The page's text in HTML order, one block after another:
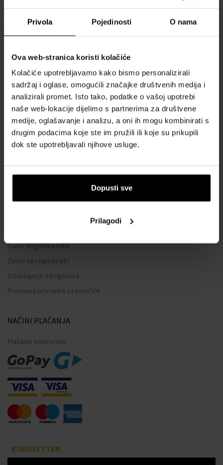
Privola Pojedinosti O nama
Ova web-stranica koristi kolačiće
Kolačiće upotrebljavamo kako bismo personalizirali
sadržaj i oglase, omogućili značajke društvenih medija i
analizirali promet. Isto tako, podatke o vašoj upotrebi
naše web-lokacije dijelimo s partnerima za društvene
medije, oglašavanje i analizu, a oni ih mogu kombinirati s
drugim podacima koje ste im pružili ili koje su prikupili
dok ste upotrebljavali njihove usluge.
Dopusti sve
Prilagodi
SVE O KUPNJI
Sustav vjernosti
Opći uvjeti poslovanja
Zaštita privatnosti
OBRAZAC ZA REKLAMACIJU
Zašto parfemi i satovi od nas?
Što je tester parfema?
Samo originalna roba
Zašto se registrirati?
Odustajanje od ugovora
Promjena pristanka za kolačiće
NAČINI PLAĆANJA
Plaćanje pouzećem
KOKULETTER